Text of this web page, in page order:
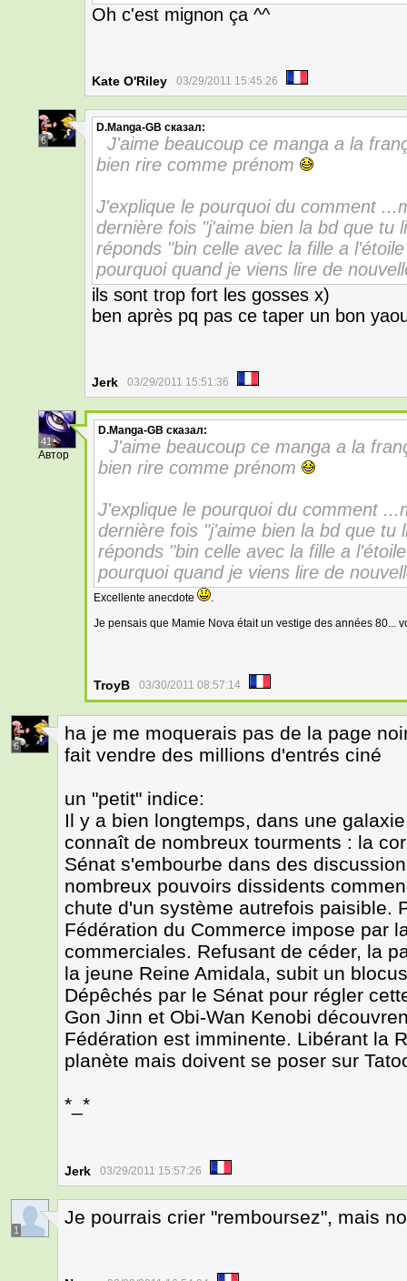
Oh c'est mignon ça ^^
Kate O'Riley 03/29/2011 15:45:26
6
D.Manga-GB сказал:
J'aime beaucoup ce manga a la
bien rire comme prénom
J'explique le pourquoi du comment
dernière fois "j'aime bien la bd que tu
réponds "bin celle avec la fille a
pourquoi quand je viens lire de
ils sont trop fort les gosses x)
ben après pq pas ce taper un bon
Jerk 03/29/2011 15:51:36
41
Автор
D.Manga-GB сказал:
J'aime beaucoup ce manga a la
bien rire comme prénom
J'explique le pourquoi du comment
dernière fois "j'aime bien la bd que tu
réponds "bin celle avec la fille a
pourquoi quand je viens lire de
Excellente anecdote
.
Je pensais que Mamie Nova était un vestige des années 80...
TroyB 03/30/2011 08:57:14
6
ha je me moquerais pas de la page
fait vendre des millions d'entrés ciné
un "petit" indice:
Il y a bien longtemps, dans une
connaît de nombreux tourments : la
Sénat s'embourbe dans des
nombreux pouvoirs dissidents
chute d'un système autrefois paisible.
Fédération du Commerce impose par
commerciales. Refusant de céder, la
la jeune Reine Amidala, subit un
Dépêchés par le Sénat pour régler
Gon Jinn et Obi-Wan Kenobi
Fédération est imminente. Libérant la
planète mais doivent se poser sur
*_*
Jerk 03/29/2011 15:57:26
1
Je pourrais crier "remboursez", mais